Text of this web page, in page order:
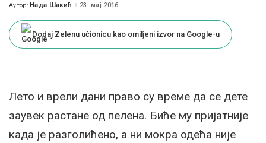
Posted
Аутор: Нада Шакић 23. мај 2016.
Dodaj Zelenu učionicu kao omiljeni izvor na Google-u
Лето и врели дани право су време да се дете
заувек растане од пелена. Биће му пријатније
када је разголићено, а ни мокра одећа није